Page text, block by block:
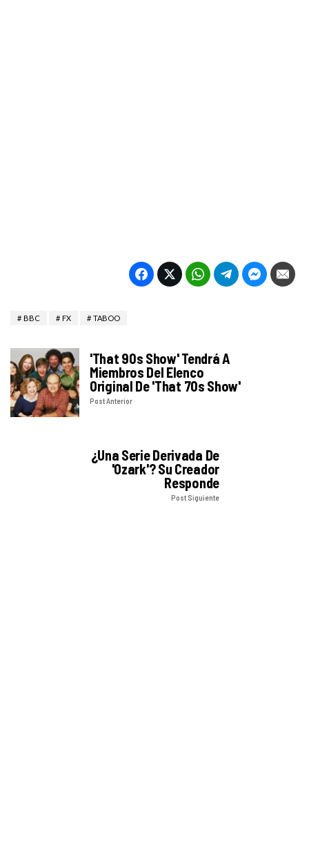
BBC FX TABOO
'That 90s Show' Tendrá A
Miembros Del Elenco
Original De 'That 70s Show'
Post Anterior
¿Una Serie Derivada De
'Ozark'? Su Creador
Responde
Post Siguiente